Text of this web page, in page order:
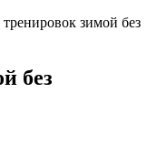
зимой без
без